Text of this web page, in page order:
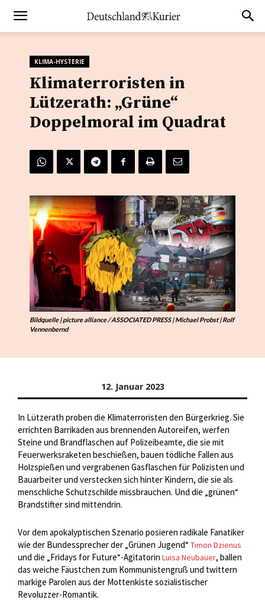
KLIMA-HYSTERIE
Klimaterroristen in
Lützerath: „Grüne“
Doppelmoral im Quadrat
Bildquelle | picture alliance / ASSOCIATED PRESS | Michael Probst | Rolf
Vennenbernd
12. Januar 2023
In Lützerath proben die Klimaterroristen den Bürgerkrieg. Sie
errichten Barrikaden aus brennenden Autoreifen, werfen
Steine und Brandflaschen auf Polizeibeamte, die sie mit
Feuerwerksraketen beschießen, bauen tödliche Fallen aus
Holzspießen und vergrabenen Gasflaschen für Polizisten und
Bauarbeiter und verstecken sich hinter Kindern, die sie als
menschliche Schutzschilde missbrauchen. Und die „grünen“
Brandstifter sind mittendrin.
Vor dem apokalyptischen Szenario posieren radikale Fanatiker
wie der Bundessprecher der „Grünen Jugend“ Timon Dzienus
und die „Fridays for Future“-Agitatorin Luisa Neubauer, ballen
das weiche Fäustchen zum Kommunistengruß und twittern
markige Parolen aus der Mottenkiste sozialistischer
Revoluzzer-Romantik.